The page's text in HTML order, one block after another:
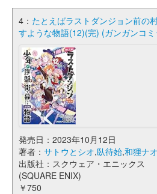
4： たとえばラストダンジョン前の
すような物語(12)(完) (ガンガンコ
発売日：2023年10月12日
著者： サトウとシオ,臥待始,和狸ナオ
出版社：スクウェア・エニックス
(SQUARE ENIX)
￥750